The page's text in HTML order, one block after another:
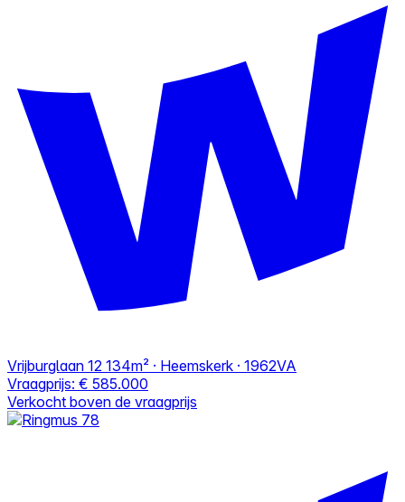
Vrijburglaan 12 134m² · Heemskerk · 1962VA
Vraagprijs: € 585.000
Verkocht boven de vraagprijs